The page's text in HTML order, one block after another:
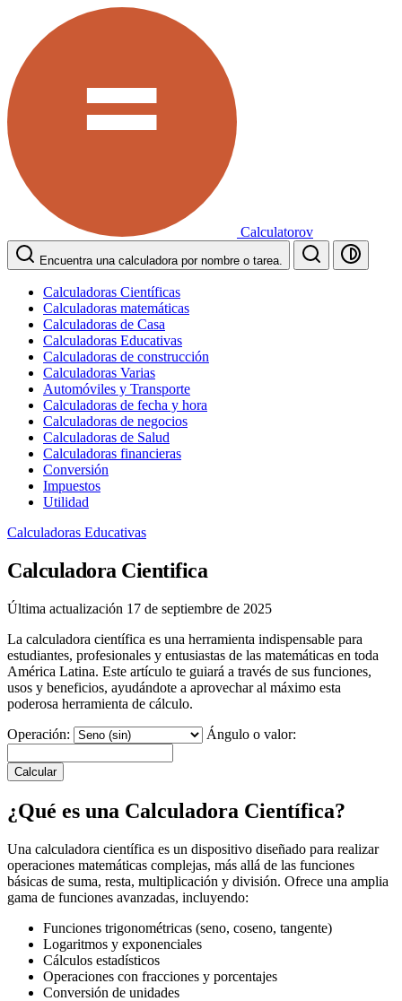
Calculatorov
Encuentra una calculadora por nombre o tarea.
Calculadoras Científicas
Calculadoras matemáticas
Calculadoras de Casa
Calculadoras Educativas
Calculadoras de construcción
Calculadoras Varias
Automóviles y Transporte
Calculadoras de fecha y hora
Calculadoras de negocios
Calculadoras de Salud
Calculadoras financieras
Conversión
Impuestos
Utilidad
Calculadoras Educativas
Calculadora Cientifica
Última actualización 17 de septiembre de 2025
La calculadora científica es una herramienta indispensable para
estudiantes, profesionales y entusiastas de las matemáticas en toda
América Latina. Este artículo te guiará a través de sus funciones,
usos y beneficios, ayudándote a aprovechar al máximo esta
poderosa herramienta de cálculo.
Operación:
Ángulo o valor:
Calcular
¿Qué es una Calculadora Científica?
Una calculadora científica es un dispositivo diseñado para realizar
operaciones matemáticas complejas, más allá de las funciones
básicas de suma, resta, multiplicación y división. Ofrece una amplia
gama de funciones avanzadas, incluyendo:
Funciones trigonométricas (seno, coseno, tangente)
Logaritmos y exponenciales
Cálculos estadísticos
Operaciones con fracciones y porcentajes
Conversión de unidades